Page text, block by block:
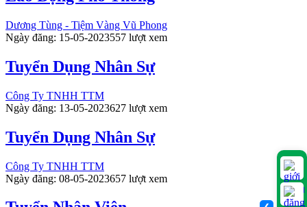
Dương Tùng - Tiệm Vàng Vũ Phong
Ngày đăng: 15-05-2023557 lượt xem
Tuyển Dụng Nhân Sự
Công Ty TNHH TTM
Ngày đăng: 13-05-2023627 lượt xem
Tuyển Dụng Nhân Sự
Công Ty TNHH TTM
Ngày đăng: 08-05-2023657 lượt xem